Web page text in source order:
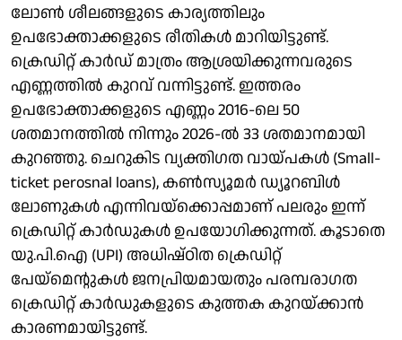
ലോണ്‍ ശീലങ്ങളുടെ കാര്യത്തിലും
ഉപഭോക്താക്കളുടെ രീതികള്‍ മാറിയിട്ടുണ്ട്.
ക്രെഡിറ്റ് കാര്‍ഡ് മാത്രം ആശ്രയിക്കുന്നവരുടെ
എണ്ണത്തില്‍ കുറവ് വന്നിട്ടുണ്ട്. ഇത്തരം
ഉപഭോക്താക്കളുടെ എണ്ണം 2016-ലെ 50
ശതമാനത്തില്‍ നിന്നും 2026-ല്‍ 33 ശതമാനമായി
കുറഞ്ഞു. ചെറുകിട വ്യക്തിഗത വായ്പകള്‍ (Small-
ticket perosnal loans), കണ്‍സ്യൂമര്‍ ഡ്യൂറബിള്‍
ലോണുകള്‍ എന്നിവയ്ക്കൊപ്പമാണ് പലരും ഇന്ന്
ക്രെഡിറ്റ് കാര്‍ഡുകള്‍ ഉപയോഗിക്കുന്നത്. കൂടാതെ
യു.പി.ഐ (UPI) അധിഷ്ഠിത ക്രെഡിറ്റ്
പേയ്മെന്റുകള്‍ ജനപ്രിയമായതും പരമ്പരാഗത
ക്രെഡിറ്റ് കാര്‍ഡുകളുടെ കുത്തക കുറയ്ക്കാന്‍
കാരണമായിട്ടുണ്ട്.